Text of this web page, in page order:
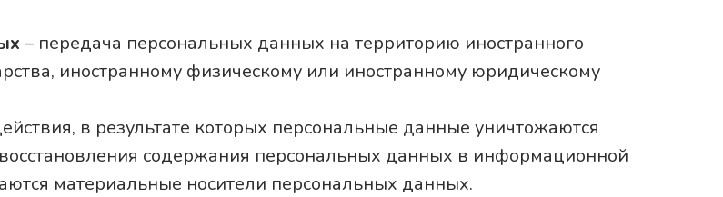
– передача персональных данных на территорию иностранного
иностранному физическому или иностранному юридическому
в результате которых персональные данные уничтожаются
содержания персональных данных в информационной
материальные носители персональных данных.